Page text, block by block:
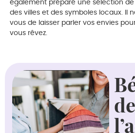
également préparé une sélection de
des villes et des symboles locaux. Il
vous de laisser parler vos envies
vous rêvez.
de